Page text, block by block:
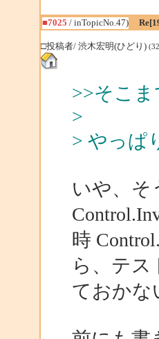
■7025 / inTopicNo.47)
□投稿者/ 渋木宏明(ひどり)
>>そこ
>
> やっぱ
いや、そ
時
ら、テ
ておかな